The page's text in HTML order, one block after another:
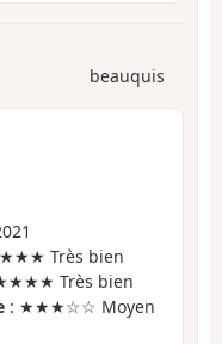
beauquis
Très bien
Très bien
: ★★★☆☆ Moyen